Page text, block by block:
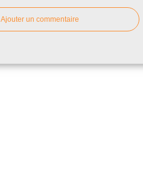
Ajouter un commentaire